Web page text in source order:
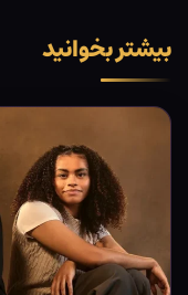
بیشتر بخوانید